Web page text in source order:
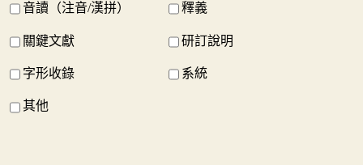
音讀（注音/漢拼） 釋義
關鍵文獻 研訂說明
字形收錄 系統
其他